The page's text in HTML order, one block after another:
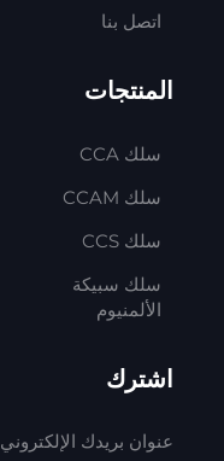
اتصل بنا
المنتجات
سلك CCA
سلك CCAM
سلك CCS
سلك سبيكة
الألمنيوم
اشترك
عنوان بريدك الإلكتروني